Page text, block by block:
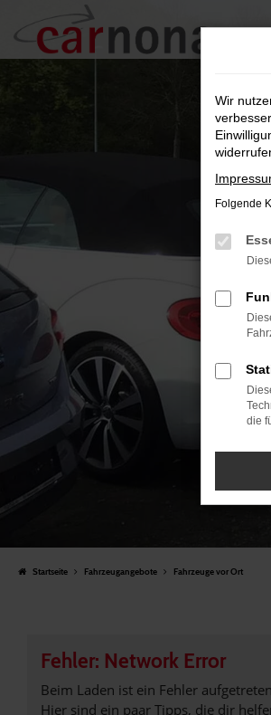
Zum
Hauptinhalt
springen
Startseite Fahrzeugangebote Fahrzeuge vor Ort
Fehler: Network Error
Beim Laden ist ein Fehler
Hier sind ein paar Tipps, die dir
Wir
Folgende
die